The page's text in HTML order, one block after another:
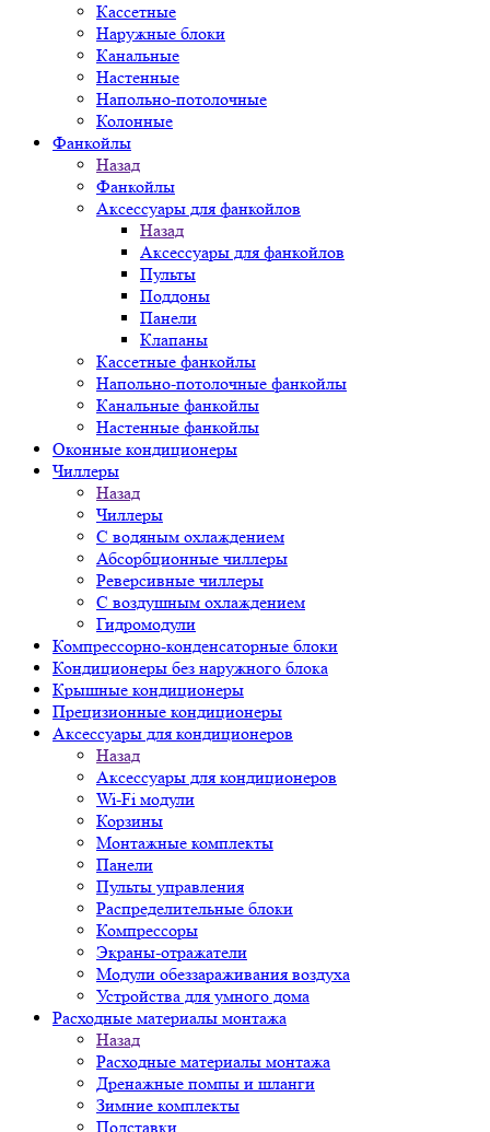
Кассетные
Наружные блоки
Канальные
Настенные
Напольно-потолочные
Колонные
Фанкойлы
Назад
Фанкойлы
Аксессуары для фанкойлов
Назад
Аксессуары для фанкойлов
Пульты
Поддоны
Панели
Клапаны
Кассетные фанкойлы
Напольно-потолочные фанкойлы
Канальные фанкойлы
Настенные фанкойлы
Оконные кондиционеры
Чиллеры
Назад
Чиллеры
С водяным охлаждением
Абсорбционные чиллеры
Реверсивные чиллеры
С воздушным охлаждением
Гидромодули
Компрессорно-конденсаторные блоки
Кондиционеры без наружного блока
Крышные кондиционеры
Прецизионные кондиционеры
Аксессуары для кондиционеров
Назад
Аксессуары для кондиционеров
Wi-Fi модули
Корзины
Монтажные комплекты
Панели
Пульты управления
Распределительные блоки
Компрессоры
Экраны-отражатели
Модули обеззараживания воздуха
Устройства для умного дома
Расходные материалы монтажа
Назад
Расходные материалы монтажа
Дренажные помпы и шланги
Зимние комплекты
Подставки